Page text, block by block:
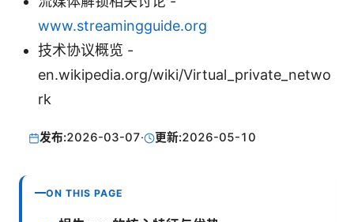
www.streamingguide.org
技术协议概览 -
en.wikipedia.org/wiki/Virtual_private_netwo
rk
发布:2026-03-07· 更新:2026-05-10
ON THIS PAGE